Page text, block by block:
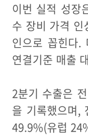
이번 실적 성장
수 장비 가격
인으로 꼽힌다.
연결기준 매출
2분기 수출은
을 기록했으며,
49.9%(유럽